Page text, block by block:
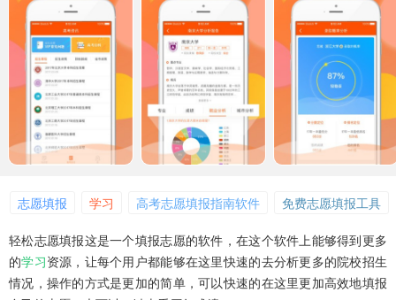
音乐舞蹈
1百+款手游
儿童教育
1百+款手游
志愿填报 学习 高考志愿填报指南软件 免费志愿填报工具
轻松志愿填报这是一个填报志愿的软件，在这个软件上能够得到更多
的学习资源，让每个用户都能够在这里快速的去分析更多的院校招生
情况，操作的方式是更加的简单，可以快速的在这里更加高效地填报